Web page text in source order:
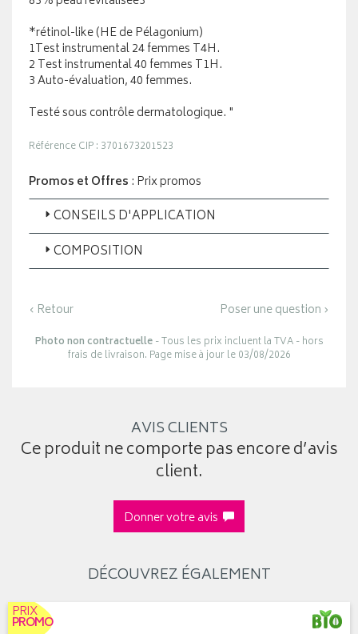
*rétinol-like (HE de Pélagonium)
1Test instrumental 24 femmes T4H.
2 Test instrumental 40 femmes T1H.
3 Auto-évaluation, 40 femmes.
Testé sous contrôle dermatologique. "
Référence CIP : 3701673201523
Promos et Offres : Prix promos
CONSEILS D'APPLICATION
COMPOSITION
‹ Retour Poser une question ›
Photo non contractuelle- Tous les prix incluent la TVA - hors
frais de livraison. Page mise à jour le 03/08/2026
AVIS CLIENTS
Ce produit ne comporte pas encore d’avis
client.
Donner votre avis
DÉCOUVREZ ÉGALEMENT
PRIX
PROMO